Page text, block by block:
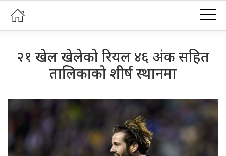
२१ खेल खेलेको रियल ४६ अंक सहित
तालिकाको शीर्ष स्थानमा